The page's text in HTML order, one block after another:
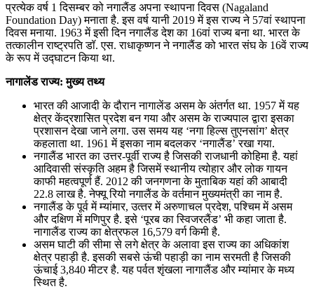
प्रत्येक वर्ष 1 दिसम्बर को नगालैंड अपना स्‍थापना दिवस (Nagaland
Foundation Day) मनाता है. इस वर्ष यानी 2019 में इस राज्य ने 57वां स्‍थापना
दिवस मनाया. 1963 में इसी दिन नगालैंड देश का 16वां राज्‍य बना था. भारत के
तत्कालीन राष्ट्रपति डॉ. एस. राधाकृष्णन ने नगालैंड को भारत संघ के 16वें राज्य
के रूप में उद्घाटन किया था.
नागालेंड राज्य: मुख्य तथ्य
भारत की आजादी के दौरान नागालेंड असम के अंतर्गत था. 1957 में यह
क्षेत्र केंद्रशासित प्रदेश बन गया और असम के राज्‍यपाल द्वारा इसका
प्रशासन देखा जाने लगा. उस समय यह ‘नगा हिल्‍स तुएनसांग’ क्षेत्र
कहलाता था. 1961 में इसका नाम बदलकर ‘नगालैंड’ रखा गया.
नगालैंड भारत का उत्तर-पूर्वी राज्य है जिसकी राजधानी कोहिमा है. यहां
आदिवासी संस्कृति अहम है जिसमें स्थानीय त्योहार और लोक गायन
काफी महत्वपूर्ण हैं. 2012 की जनगणना के मुताबिक यहां की आबादी
22.8 लाख है. नेफ्यू रियो नगालैंड के वर्तमान मुख्यमंत्री का नाम है.
नगालैंड के पूर्व में म्यांमार, उत्‍तर में अरुणाचल प्रदेश, पश्चिम में असम
और दक्षिण में मणिपुर है. इसे ‘पूरब का स्विजरलैंड’ भी कहा जाता है.
नागालैंड राज्‍य का क्षेत्रफल 16,579 वर्ग किमी है.
असम घाटी की सीमा से लगे क्षेत्र के अलावा इस राज्‍य का अधिकांश
क्षेत्र पहाड़ी है. इसकी सबसे ऊंची पहाड़ी का नाम सरमती है जिसकी
ऊंचाई 3,840 मीटर है. यह पर्वत शृंखला नागालैंड और म्‍यांमार के मध्य
स्थित है.